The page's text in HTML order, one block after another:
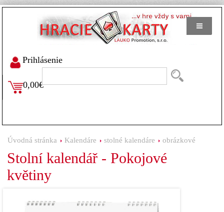
Prihlásenie
0,00€
Úvodná stránka Kalendáre stolné kalendáre obrázkové
Stolní kalendář - Pokojové
květiny